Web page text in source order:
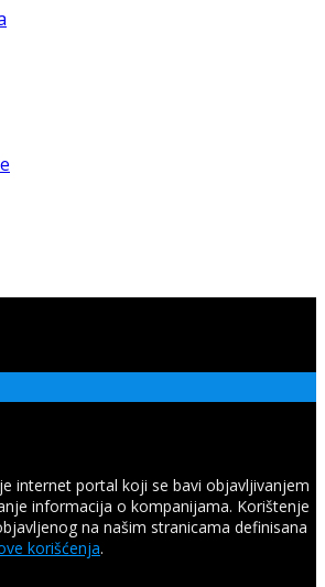
internet portal koji se bavi objavljivanjem
informacija o kompanijama. Korištenje
na našim stranicama definisana
korišćenja.